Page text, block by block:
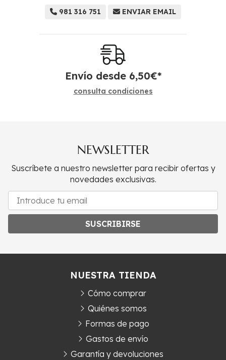
981 316 751 ENVIAR EMAIL
Envío desde 6,50€*
consulta condiciones
NEWSLETTER
Suscríbete a nuestro newsletter para recibir ofertas y
novedades exclusivas.
SUSCRIBIRSE
NUESTRA TIENDA
Cómo comprar
Quiénes somos
Formas de pago
Gastos de envío
Garantía y devoluciones